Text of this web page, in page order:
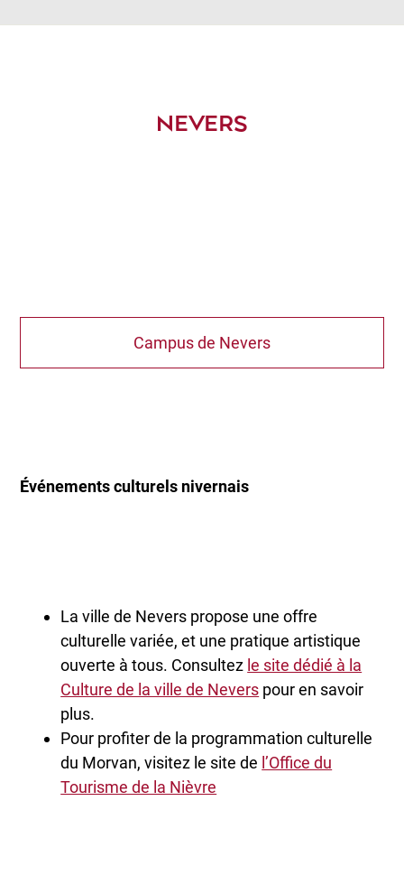
NEVERS
Campus de Nevers
Événements culturels nivernais
La ville de Nevers propose une offre
culturelle variée, et une pratique artistique
ouverte à tous. Consultez le site dédié à la
Culture de la ville de Nevers pour en savoir
plus.
Pour profiter de la programmation culturelle
du Morvan, visitez le site de l’Office du
Tourisme de la Nièvre